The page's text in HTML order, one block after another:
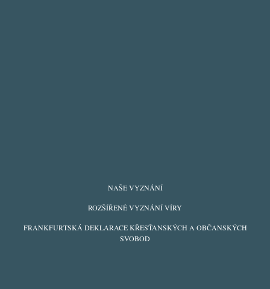
NAŠE VYZNÁNÍ
ROZŠÍŘENÉ VYZNÁNÍ VÍRY
FRANKFURTSKÁ DEKLARACE KŘESŤANSKÝCH A OBČANSKÝCH
SVOBOD